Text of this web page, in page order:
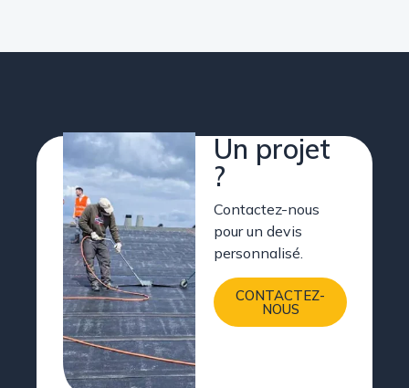
Un projet
?
Contactez-nous
pour un devis
personnalisé.
CONTACTEZ-
NOUS